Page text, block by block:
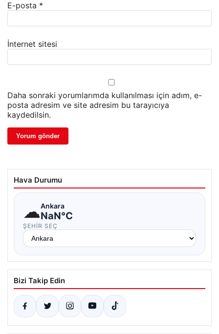
E-posta *
İnternet sitesi
Daha sonraki yorumlarımda kullanılması için adım, e-
posta adresim ve site adresim bu tarayıcıya
kaydedilsin.
Hava Durumu
☁Ankara
NaN°C
ŞEHIR SEÇ
Bizi Takip Edin